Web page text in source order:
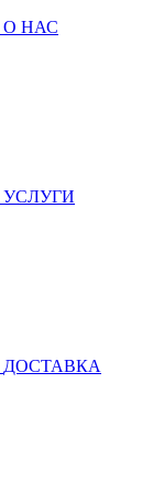
О НАС
УСЛУГИ
ДОСТАВКА